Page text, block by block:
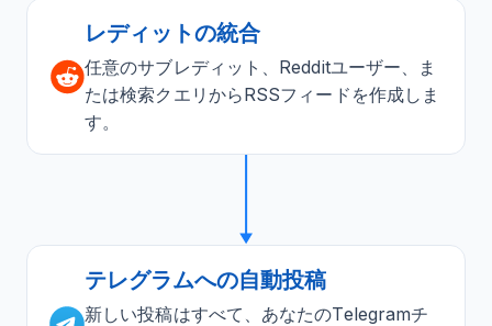
レディットの統合
任意のサブレディット、Redditユーザー、ま
たは検索クエリからRSSフィードを作成しま
す。
テレグラムへの自動投稿
新しい投稿はすべて、あなたのTelegramチ